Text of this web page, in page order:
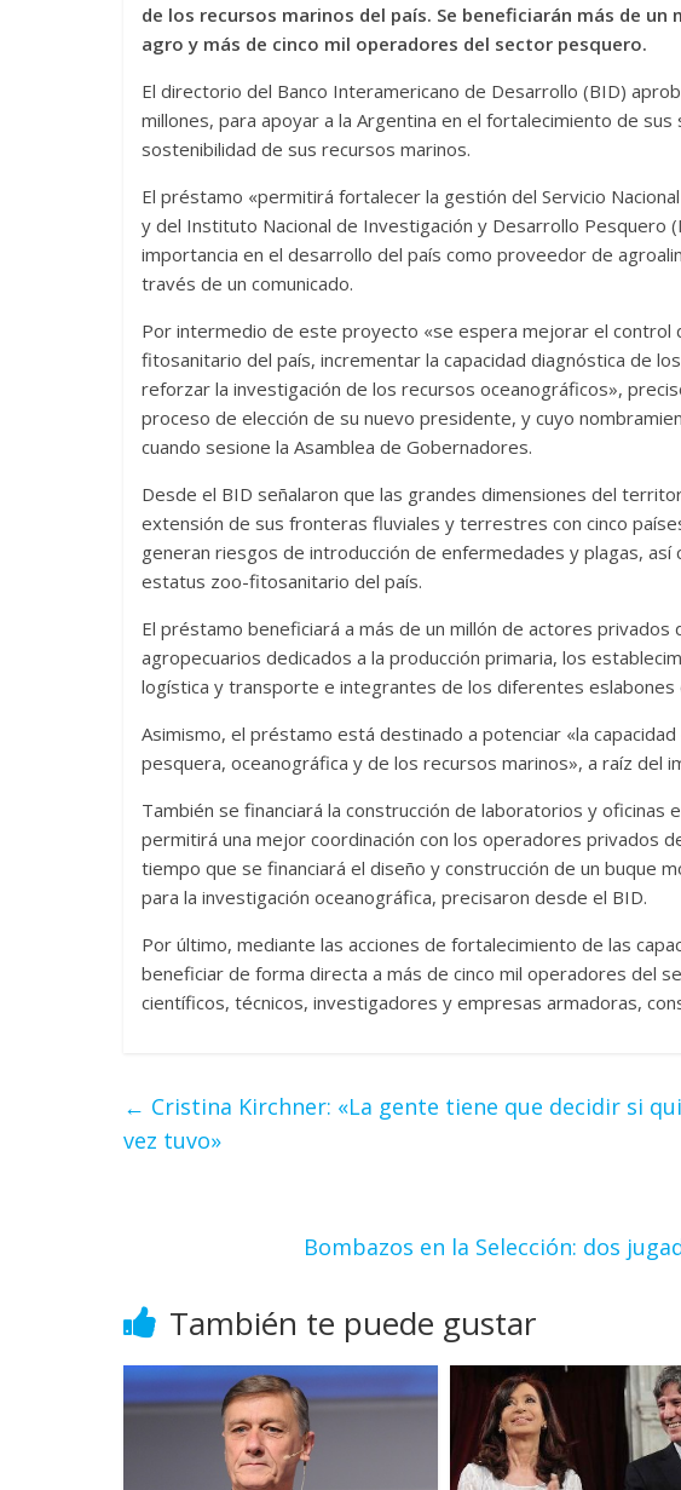
de los recursos marinos del país. Se beneficiarán más de
agro y más de cinco mil operadores del sector pesquero.
El directorio del Banco Interamericano de Desarrollo (BID)
millones, para apoyar a la Argentina en el fortalecimiento de
sostenibilidad de sus recursos marinos.
El préstamo «permitirá fortalecer la gestión del Servicio
y del Instituto Nacional de Investigación y Desarrollo Pesquero
importancia en el desarrollo del país como proveedor de
través de un comunicado.
Por intermedio de este proyecto «se espera mejorar el control
fitosanitario del país, incrementar la capacidad diagnóstica de
reforzar la investigación de los recursos oceanográficos»,
proceso de elección de su nuevo presidente, y cuyo
cuando sesione la Asamblea de Gobernadores.
Desde el BID señalaron que las grandes dimensiones del
extensión de sus fronteras fluviales y terrestres con cinco
generan riesgos de introducción de enfermedades y plagas,
estatus zoo-fitosanitario del país.
El préstamo beneficiará a más de un millón de actores
agropecuarios dedicados a la producción primaria, los
logística y transporte e integrantes de los diferentes eslabones
Asimismo, el préstamo está destinado a potenciar «la
pesquera, oceanográfica y de los recursos marinos», a raíz del
También se financiará la construcción de laboratorios y oficinas
permitirá una mejor coordinación con los operadores privados
tiempo que se financiará el diseño y construcción de un buque
para la investigación oceanográfica, precisaron desde el BID.
Por último, mediante las acciones de fortalecimiento de las
beneficiar de forma directa a más de cinco mil operadores del
científicos, técnicos, investigadores y empresas armadoras,
← Cristina Kirchner: «La gente tiene que decidir si
vez tuvo»
Bombazos en la Selección: dos
También te puede gustar